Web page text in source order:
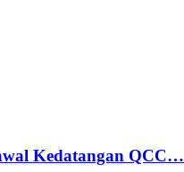
Kedatangan QCC…